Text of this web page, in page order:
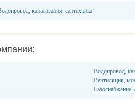
канализация, сантехника
Водопровод,
Вентиляция,
Газоснабжение,